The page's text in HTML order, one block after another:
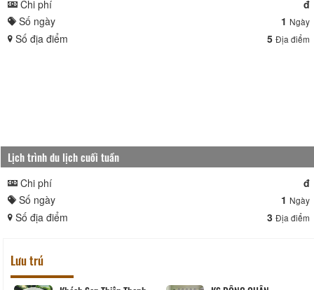
Chi phí
đ
Số ngày
1 Ngày
Số địa điểm 5 Địa điểm
Lịch trình du lịch cuối tuần
Chi phí
đ
Số ngày
1 Ngày
Số địa điểm 3 Địa điểm
Lưu trú